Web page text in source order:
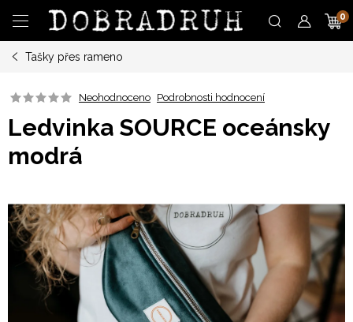
obsah
Tašky přes rameno
Neohodnoceno Podrobnosti hodnocení
Ledvinka SOURCE oceánsky
modrá